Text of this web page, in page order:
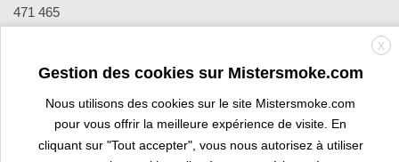
471 465
sav@mistersmoke.com ou par téléphone au 03 20 90 56 55 du
lundi au vendredi de 9h à 17h.
Credit
MasterCard
Apple
Bank
Visa
Visa
X
Gestion des cookies sur Mistersmoke.com
Nous utilisons des cookies sur le site Mistersmoke.com
pour vous offrir la meilleure expérience de visite. En
cliquant sur "Tout accepter", vous nous autorisez à utiliser